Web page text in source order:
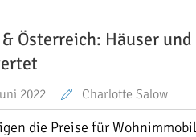
Österreich: Häuser
2022 Charlotte Salow
die Preise für